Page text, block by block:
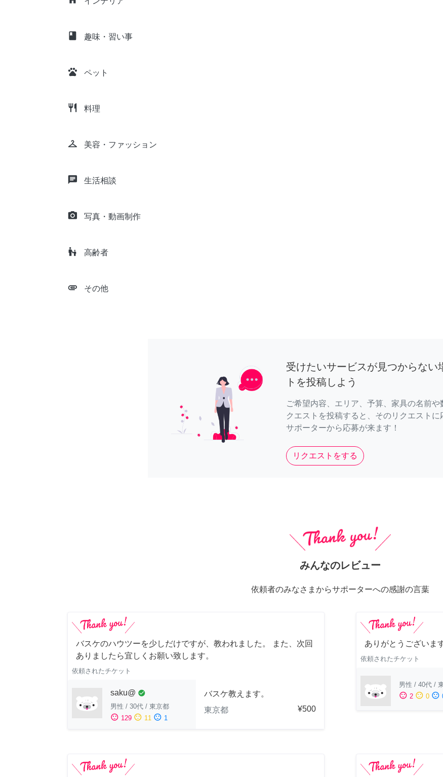
class 趣味・習い事
pets ペット
restaurant 料理
checkroom 美容・ファッション
chat 生活相談
camera_alt 写真・動画制作
escalator_warning 高齢者
attachment その他
受けたいサービスが見つからない
トを投稿しよう
ご希望内容、エリア、予算、家具の名前や
クエストを投稿すると、そのリクエストに
サポーターから応募が来ます！
リクエストをする
みんなのレビュー
依頼者のみなさまからサポーターへの感謝の言葉
バスケのハウツーを少しだけですが、教われました。 また、次回
ありましたら宜しくお願い致します。
依頼されたチケット
saku@ check_circle
男性 / 30代 / 東京都
sentiment_satisfied 129 sentiment_neutral 11 sentiment_dissatisfied 1
バスケ教えます。
東京都
¥500
ありがとうございま
依頼されたチケット
男性 / 40代 /
sentiment_satisfied 2 sentiment_neutral 0 sentiment_dissatisfied